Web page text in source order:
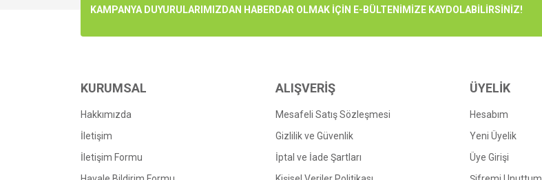
Ürün resmi kalitesiz, bozuk veya görüntülenemiyor.
Bu ürüne benzer farklı alternatifler olmalı.
Gönder
KAMPANYA DUYURULARIMIZDAN HABERDAR OLMAK İÇİN E-BÜLTENİMİZE KAYDOLABİLİRSİNİZ!
KURUMSAL
Hakkımızda
İletişim
İletişim Formu
ALIŞVERİŞ
Mesafeli Satış Sözleşmesi
Gizlilik ve Güvenlik
İptal ve İade Şartları
ÜYELİK
Hesabım
Yeni Üyelik
Üye Girişi